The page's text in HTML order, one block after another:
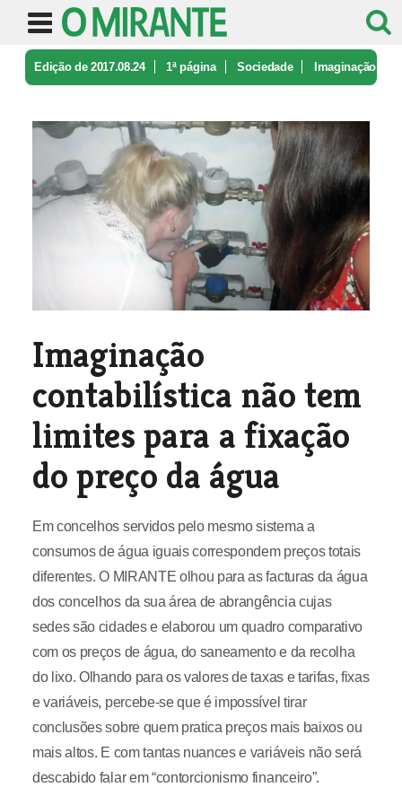
Edição de 2017.08.24 1ª página Sociedade Imaginação
Imaginação
contabilística não tem
limites para a fixação
do preço da água
Em concelhos servidos pelo mesmo sistema a
consumos de água iguais correspondem preços totais
diferentes. O MIRANTE olhou para as facturas da água
dos concelhos da sua área de abrangência cujas
sedes são cidades e elaborou um quadro comparativo
com os preços de água, do saneamento e da recolha
do lixo. Olhando para os valores de taxas e tarifas, fixas
e variáveis, percebe-se que é impossível tirar
conclusões sobre quem pratica preços mais baixos ou
mais altos. E com tantas nuances e variáveis não será
descabido falar em “contorcionismo financeiro”.